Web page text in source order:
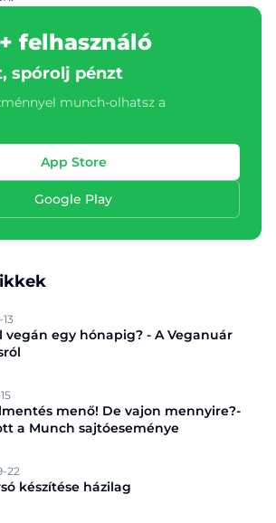
felhasználó
spórolj pénzt
munch-olhatsz a
App Store
Google Play
vegán egy hónapig? - A Veganuár
menő! De vajon mennyire?-
a Munch sajtóeseménye
22
készítése házilag